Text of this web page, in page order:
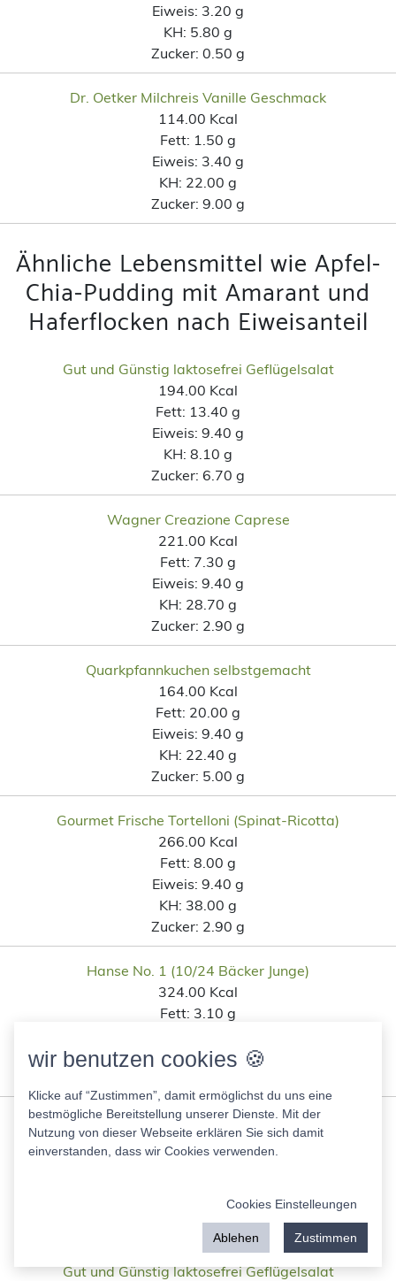
Eiweis: 3.20 g
KH: 5.80 g
Zucker: 0.50 g
Dr. Oetker Milchreis Vanille Geschmack
114.00 Kcal
Fett: 1.50 g
Eiweis: 3.40 g
KH: 22.00 g
Zucker: 9.00 g
Ähnliche Lebensmittel wie Apfel-
Chia-Pudding mit Amarant und
Haferflocken nach Eiweisanteil
Gut und Günstig laktosefrei Geflügelsalat
194.00 Kcal
Fett: 13.40 g
Eiweis: 9.40 g
KH: 8.10 g
Zucker: 6.70 g
Wagner Creazione Caprese
221.00 Kcal
Fett: 7.30 g
Eiweis: 9.40 g
KH: 28.70 g
Zucker: 2.90 g
Quarkpfannkuchen selbstgemacht
164.00 Kcal
Fett: 20.00 g
Eiweis: 9.40 g
KH: 22.40 g
Zucker: 5.00 g
Gourmet Frische Tortelloni (Spinat-Ricotta)
266.00 Kcal
Fett: 8.00 g
Eiweis: 9.40 g
KH: 38.00 g
Zucker: 2.90 g
Hanse No. 1 (10/24 Bäcker Junge)
324.00 Kcal
Fett: 3.10 g
KH:62.00 g
Ähnliche Lebensmittel wie Apfel-
Chia-Pudding mit Amarant und
Haferflocken nach
Kohlenhydratanteil
Gut und Günstig laktosefrei Geflügelsalat
wir benutzen cookies 🍪
Klicke auf “Zustimmen”, damit ermöglichst du uns eine
bestmögliche Bereitstellung unserer Dienste. Mit der
Nutzung von dieser Webseite erklären Sie sich damit
einverstanden, dass wir Cookies verwenden.
Cookies Einstelleungen
Ablehen Zustimmen